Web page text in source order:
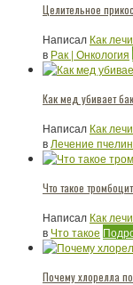
Целительное
Написал Как
в Рак | Онкология
Как мед убивает
Написал Как
в Лечение
Что такое
Написал Как
в Что такое
Почему хлорелла